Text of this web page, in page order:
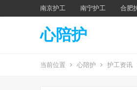
南京护工 南宁护工 合肥
心陪护
当前位置 心陪护 护工资讯